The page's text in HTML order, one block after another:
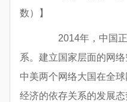
数）】
2014年，中国正
系。建立国家层面的网
中美两个网络大国在全
经济的依存关系的发展